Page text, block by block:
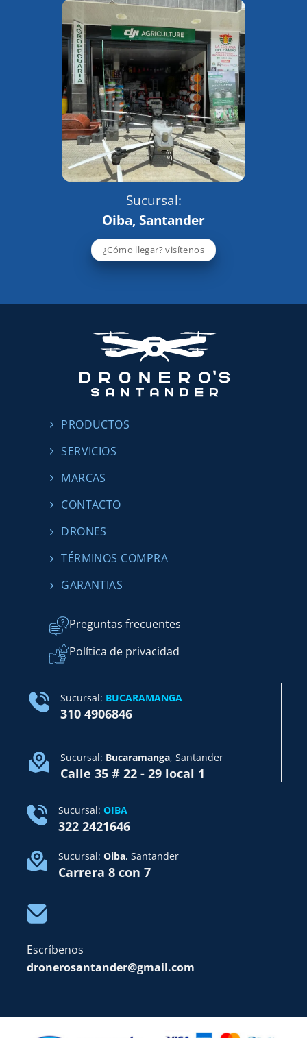
Sucursal:
Oiba, Santander
¿Cómo llegar? visítenos
PRODUCTOS
SERVICIOS
MARCAS
CONTACTO
DRONES
TÉRMINOS COMPRA
GARANTIAS
Preguntas frecuentes
Política de privacidad
Sucursal: BUCARAMANGA
310 4906846
Sucursal: Bucaramanga, Santander
Calle 35 # 22 - 29 local 1
Sucursal: OIBA
322 2421646
Sucursal: Oiba, Santander
Carrera 8 con 7
Escríbenos
dronerosantander@gmail.com